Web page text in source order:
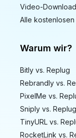
Video-
Alle
Warum wir?
Bitly vs. Replug
Rebrandly vs.
PixelMe vs.
Sniply vs. Replug
TinyURL vs.
RocketLink vs.